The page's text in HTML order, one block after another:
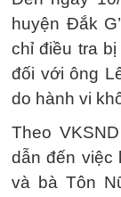
huyện Đắk
chỉ điều tra
đối với ông
do hành vi
Theo
dẫn đến việc
và bà Tôn